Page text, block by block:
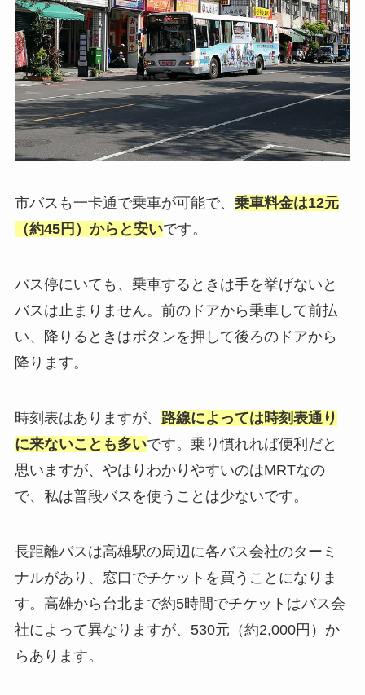
市バスも一卡通で乗車が可能で、 乗車料金は12元
（約45円）からと安いです。
バス停にいても、乗車するときは手を挙げないと
バスは止まりません。前のドアから乗車して前払
い、降りるときはボタンを押して後ろのドアから
降ります。
時刻表はありますが、 路線によっては時刻表通り
に来ないことも多いです。乗り慣れれば便利だと
思いますが、やはりわかりやすいのはMRTなの
で、私は普段バスを使うことは少ないです。
長距離バスは高雄駅の周辺に各バス会社のターミ
ナルがあり、窓口でチケットを買うことになりま
す。高雄から台北まで約5時間でチケットはバス会
社によって異なりますが、530元（約2,000円）か
らあります。